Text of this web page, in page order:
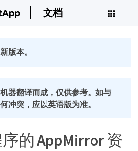
文档
版本。
器翻译而成，仅供参考。如与
冲突，应以英语版为准。
的 AppMirror 资